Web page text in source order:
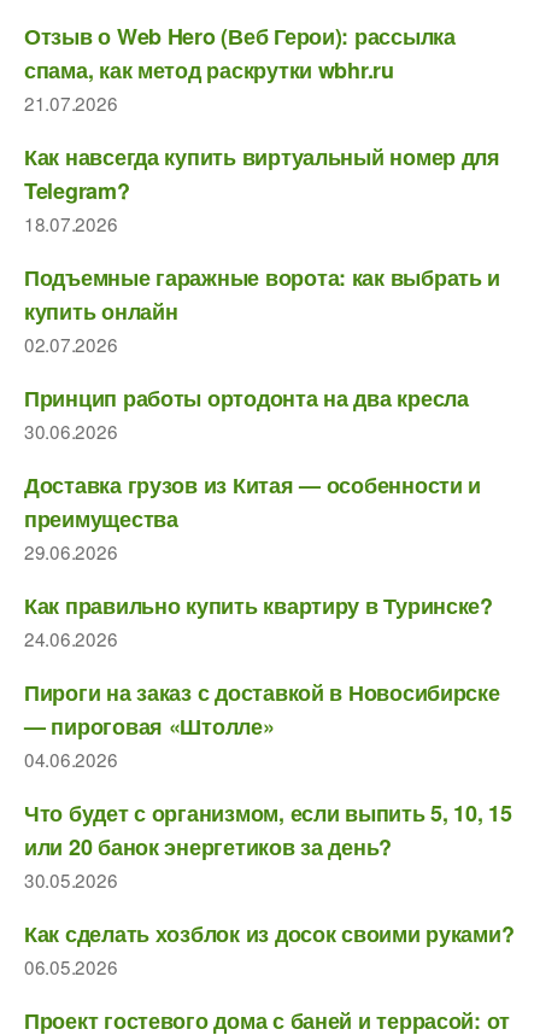
Отзыв о Web Hero (Веб Герои): рассылка
спама, как метод раскрутки wbhr.ru
21.07.2026
Как навсегда купить виртуальный номер для
Telegram?
18.07.2026
Подъемные гаражные ворота: как выбрать и
купить онлайн
02.07.2026
Принцип работы ортодонта на два кресла
30.06.2026
Доставка грузов из Китая — особенности и
преимущества
29.06.2026
Как правильно купить квартиру в Туринске?
24.06.2026
Пироги на заказ с доставкой в Новосибирске
— пироговая «Штолле»
04.06.2026
Что будет с организмом, если выпить 5, 10, 15
или 20 банок энергетиков за день?
30.05.2026
Как сделать хозблок из досок своими руками?
06.05.2026
Проект гостевого дома с баней и террасой: от